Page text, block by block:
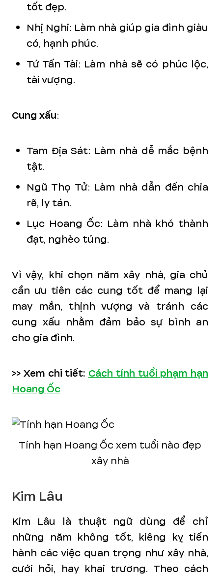
tốt đẹp.
Nhị Nghi: Làm nhà giúp gia đình giàu
có, hạnh phúc.
Tứ Tấn Tài: Làm nhà sẽ có phúc lộc,
tài vượng.
Cung xấu:
Tam Địa Sát: Làm nhà dễ mắc bệnh
tật.
Ngũ Thọ Tử: Làm nhà dẫn đến chia
rẽ, ly tán.
Lục Hoang Ốc: Làm nhà khó thành
đạt, nghèo túng.
Vì vậy, khi chọn năm xây nhà, gia chủ
cần ưu tiên các cung tốt để mang lại
may mắn, thịnh vượng và tránh các
cung xấu nhằm đảm bảo sự bình an
cho gia đình.
>> Xem chi tiết: Cách tính tuổi phạm hạn
Hoang Ốc
Tính hạn Hoang Ốc xem tuổi nào đẹp
xây nhà
Kim Lâu
Kim Lâu là thuật ngữ dùng để chỉ
những năm không tốt, kiêng kỵ tiến
hành các việc quan trọng như xây nhà,
cưới hỏi, hay khai trương. Theo cách